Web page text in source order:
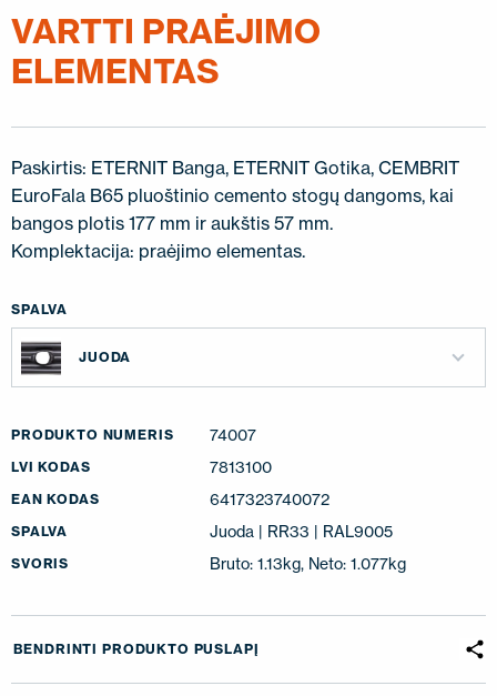
VARTTI PRAĖJIMO
ELEMENTAS
Paskirtis: ETERNIT Banga, ETERNIT Gotika, CEMBRIT
EuroFala B65 pluoštinio cemento stogų dangoms, kai
bangos plotis 177 mm ir aukštis 57 mm.
Komplektacija: praėjimo elementas.
SPALVA
JUODA
PRODUKTO NUMERIS 74007
LVI KODAS 7813100
EAN KODAS 6417323740072
SPALVA Juoda | RR33 | RAL9005
SVORIS Bruto: 1.13kg, Neto: 1.077kg
BENDRINTI PRODUKTO PUSLAPĮ